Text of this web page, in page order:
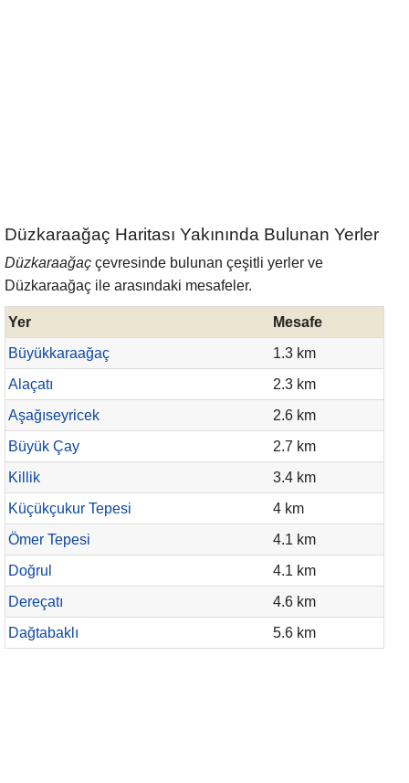
Düzkaraağaç Haritası Yakınında Bulunan Yerler
Düzkaraağaç çevresinde bulunan çeşitli yerler ve
Düzkaraağaç ile arasındaki mesafeler.
Yer
Mesafe
Büyükkaraağaç
1.3 km
Alaçatı
2.3 km
Aşağıseyricek
2.6 km
Büyük Çay
2.7 km
Killik
3.4 km
Küçükçukur Tepesi
4 km
Ömer Tepesi
4.1 km
Doğrul
4.1 km
Dereçatı
4.6 km
Dağtabaklı
5.6 km